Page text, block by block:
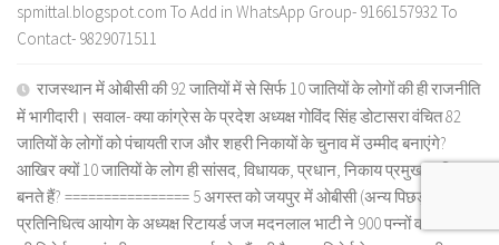
spmittal.blogspot.com To Add in WhatsApp Group- 9166157932 To
Contact- 9829071511
राजस्थान में ओबीसी की 92 जातियों में से सिर्फ 10 जातियों के लोगों की ही राजनीति
में भागीदारी। सवाल- क्या कांग्रेस के प्रदेश अध्यक्ष गोविंद सिंह डोटासरा वंचित 82
जातियों के लोगों को पंचायती राज और शहरी निकायों के चुनाव में उम्मीद बनाएंगे?
आखिर क्यों 10 जातियों के लोग ही सांसद, विधायक, प्रधान, निकाय प्रमुख आदि
बनते हैं? ================ 5 अगस्त को जयपुर में ओबीसी (अन्य पिछड़ा वर्ग)
प्रतिनिधित्व आयोग के अध्यक्ष रिटायर्ड जज मदनलाल भाटी ने 900 पन्नों वाली आयोग